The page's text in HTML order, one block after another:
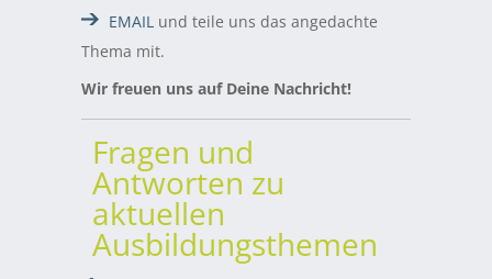
EMAIL und teile uns das angedachte
Thema mit.
Wir freuen uns auf Deine Nachricht!
Fragen und
Antworten zu
aktuellen
Ausbildungsthemen